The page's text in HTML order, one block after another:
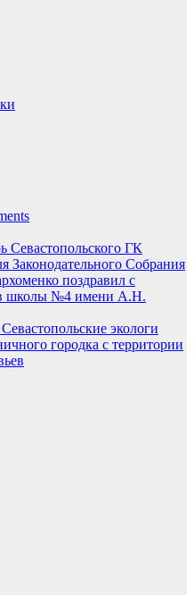
Севастопольского ГК
Законодательного Собрания
поздравил с
школы №4 имени А.Н.
экологи
городка с территории